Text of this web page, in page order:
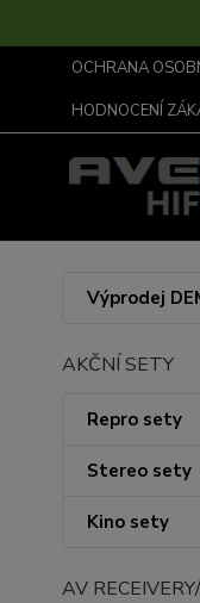
OCHRANA
HODNOCENÍ
Výprodej
AKČNÍ SETY
Repro sety
Stereo sety
Kino sety
AV